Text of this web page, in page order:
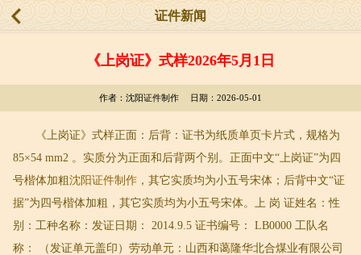
证件新闻
《上岗证》式样2026年5月1日
作者：沈阳证件制作 日期：2026-05-01
《上岗证》式样正面：后背：证书为纸质单页卡片式，规格为
85×54 mm2 。实质分为正面和后背两个别。正面中文“上岗证”为四
号楷体加粗 沈阳证件制作 ，其它实质均为小五号宋体；后背中文“证
据”为四号楷体加粗，其它实质均为小五号宋体。上 岗 证姓名：性
别：工种名称：发证日期： 2014.9.5 证书编号： LB0000 工队名
称： （发证单元盖印）劳动单元：山西和蔼隆华北合煤业有限公司